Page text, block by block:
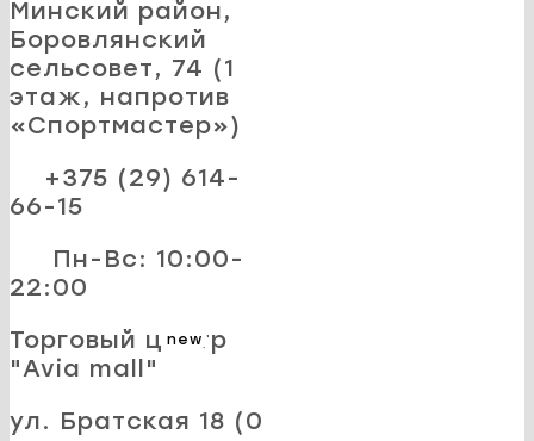
Минский район,
Боровлянский
сельсовет, 74 (1
этаж, напротив
«Спортмастер»)
+375 (29) 614-
66-15
Пн-Вс: 10:00-
22:00
new
Торговый центр
"Avia mall"
ул. Братская 18 (0